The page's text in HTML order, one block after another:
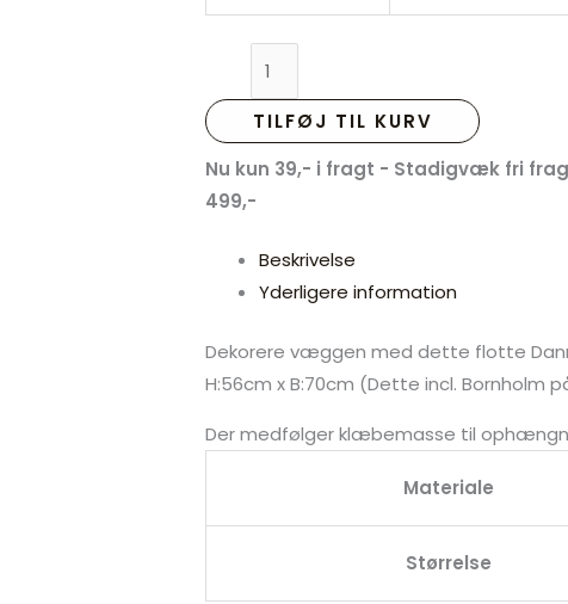
TILFØJ TIL KURV
Nu kun 39,- i fragt - Stadigvæk fri
499,-
Beskrivelse
Yderligere information
Dekorere væggen med dette flotte
H:56cm x B:70cm (Dette incl. Bornholm
Der medfølger klæbemasse til
Materiale
Størrelse